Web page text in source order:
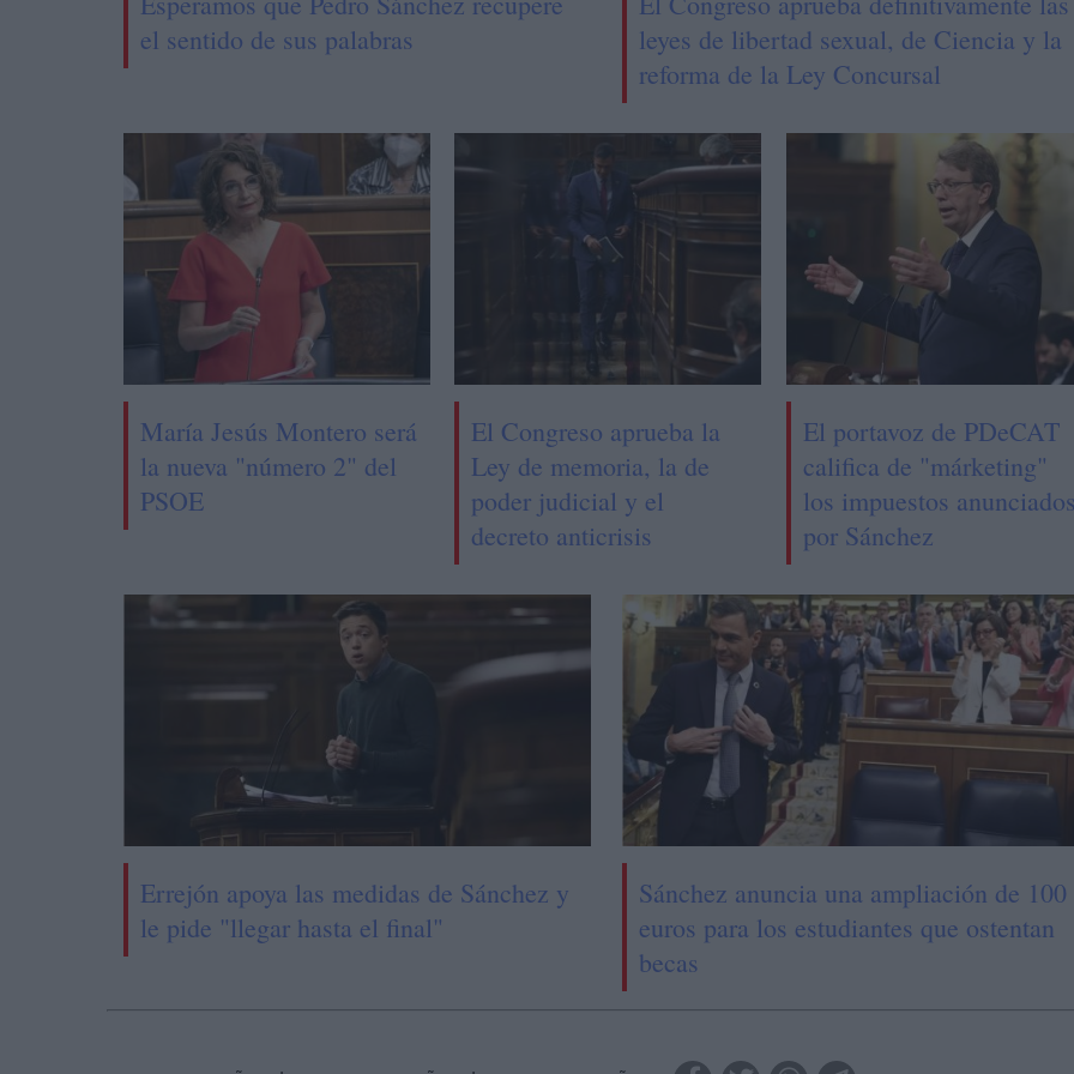
el sentido de sus palabras
leyes de libertad sexual, de Ciencia y la
reforma de la Ley Concursal
María Jesús Montero será
la nueva "número 2" del
PSOE
El Congreso aprueba la
Ley de memoria, la de
poder judicial y el
decreto anticrisis
El portavoz de PDeCAT
califica de "márketing"
los impuestos
por Sánchez
Errejón apoya las medidas de Sánchez y
le pide "llegar hasta el final"
Sánchez anuncia una ampliación de 100
euros para los estudiantes que ostentan
becas